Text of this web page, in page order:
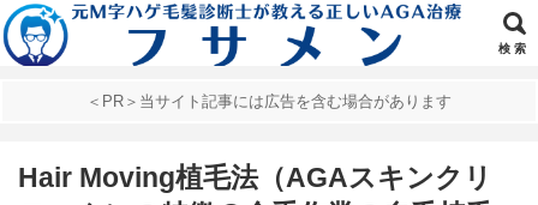
検 索
＜PR＞当サイト記事には広告を含む場合があります
Hair Moving植毛法（AGAスキンクリ